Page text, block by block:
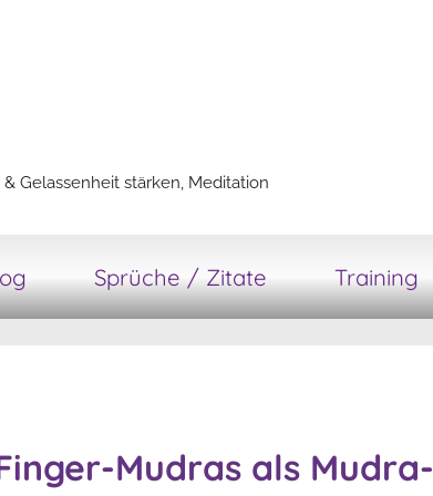
Gelassenheit stärken, Meditation
Sprüche / Zitate Training
Mudras als Mudra-